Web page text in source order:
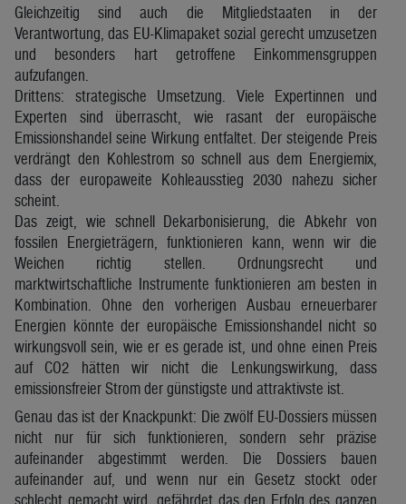
Gleichzeitig sind auch die Mitgliedstaaten in der
Verantwortung, das EU-Klimapaket sozial gerecht umzusetzen
und besonders hart getroffene Einkommensgruppen
aufzufangen.
Drittens: strategische Umsetzung. Viele Expertinnen und
Experten sind überrascht, wie rasant der europäische
Emissionshandel seine Wirkung entfaltet. Der steigende Preis
verdrängt den Kohlestrom so schnell aus dem Energiemix,
dass der europaweite Kohleausstieg 2030 nahezu sicher
scheint.
Das zeigt, wie schnell Dekarbonisierung, die Abkehr von
fossilen Energieträgern, funktionieren kann, wenn wir die
Weichen richtig stellen. Ordnungsrecht und
marktwirtschaftliche Instrumente funktionieren am besten in
Kombination. Ohne den vorherigen Ausbau erneuerbarer
Energien könnte der europäische Emissionshandel nicht so
wirkungsvoll sein, wie er es gerade ist, und ohne einen Preis
auf CO2 hätten wir nicht die Lenkungswirkung, dass
emissionsfreier Strom der günstigste und attraktivste ist.
Genau das ist der Knackpunkt: Die zwölf EU-Dossiers müssen
nicht nur für sich funktionieren, sondern sehr präzise
aufeinander abgestimmt werden. Die Dossiers bauen
aufeinander auf, und wenn nur ein Gesetz stockt oder
schlecht gemacht wird, gefährdet das den Erfolg des ganzen